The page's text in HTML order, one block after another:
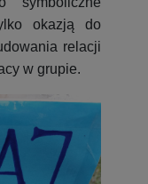
okazją do
relacji
w grupie.